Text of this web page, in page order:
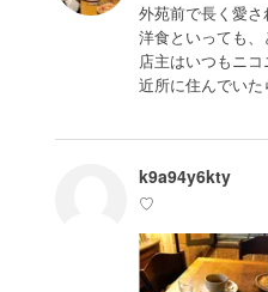
外苑前で長く愛さ
洋食といっても、
店主はいつもニコ
近所に住んでい
k9a94y6kty
♡